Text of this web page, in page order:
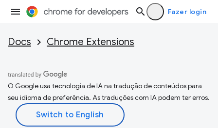
Fazer login
Docs Chrome Extensions
O Google usa tecnologia de IA na tradução de conteúdos para
seu idioma de preferência. As traduções com IA podem ter erros.